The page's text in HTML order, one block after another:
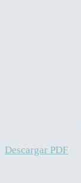
Descargar PDF